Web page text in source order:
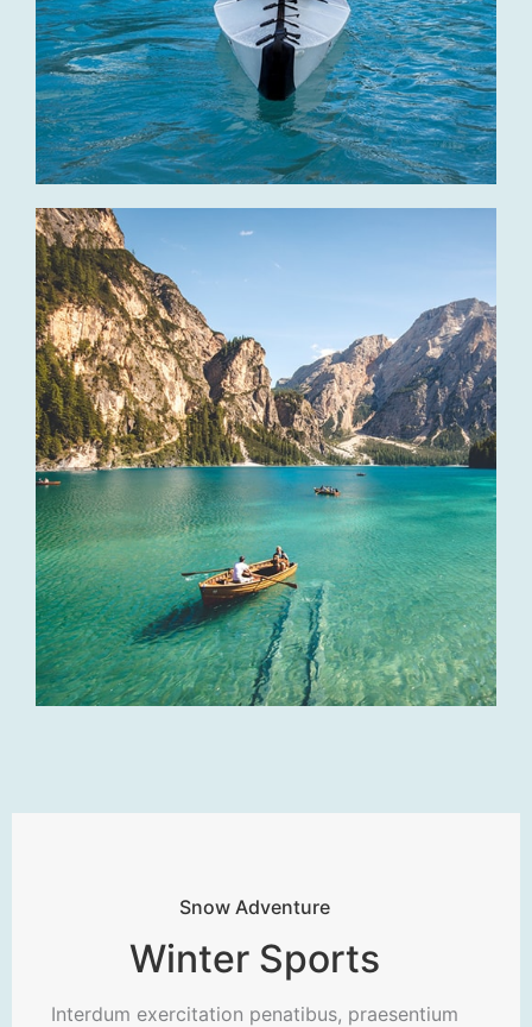
Snow Adventure
Winter Sports
Interdum exercitation penatibus, praesentium